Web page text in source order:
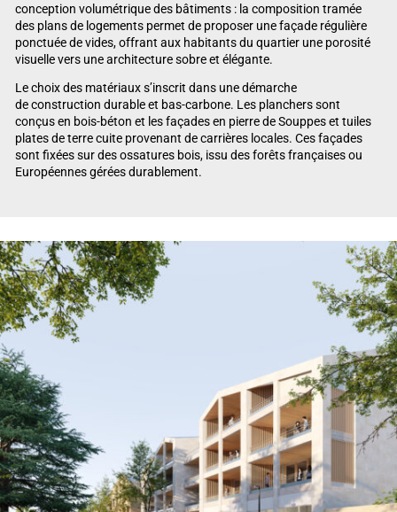
conception volumétrique des bâtiments : la composition tramée
des plans de logements permet de proposer une façade régulière
ponctuée de vides, offrant aux habitants du quartier une porosité
visuelle vers une architecture sobre et élégante.
Le choix des matériaux s’inscrit dans une démarche
de construction durable et bas-carbone. Les planchers sont
conçus en bois-béton et les façades en pierre de Souppes et tuiles
plates de terre cuite provenant de carrières locales. Ces façades
sont fixées sur des ossatures bois, issu des forêts françaises ou
Européennes gérées durablement.